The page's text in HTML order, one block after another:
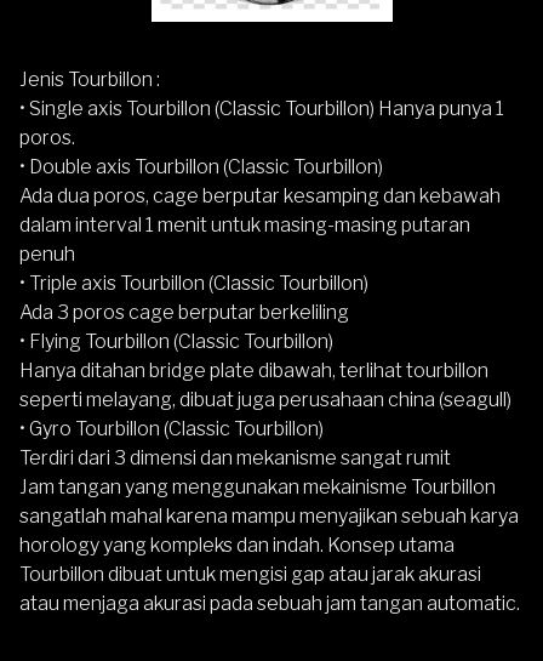
Jenis Tourbillon :
• Single axis Tourbillon (Classic Tourbillon) Hanya punya 1
poros.
• Double axis Tourbillon (Classic Tourbillon)
Ada dua poros, cage berputar kesamping dan kebawah
dalam interval 1 menit untuk masing-masing putaran
penuh
• Triple axis Tourbillon (Classic Tourbillon)
Ada 3 poros cage berputar berkeliling
• Flying Tourbillon (Classic Tourbillon)
Hanya ditahan bridge plate dibawah, terlihat tourbillon
seperti melayang, dibuat juga perusahaan china (seagull)
• Gyro Tourbillon (Classic Tourbillon)
Terdiri dari 3 dimensi dan mekanisme sangat rumit
Jam tangan yang menggunakan mekainisme Tourbillon
sangatlah mahal karena mampu menyajikan sebuah karya
horology yang kompleks dan indah. Konsep utama
Tourbillon dibuat untuk mengisi gap atau jarak akurasi
atau menjaga akurasi pada sebuah jam tangan automatic.